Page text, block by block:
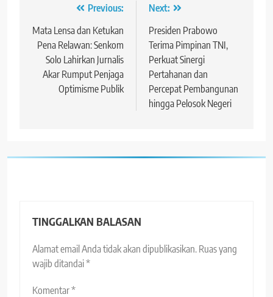
Navigasi
pos
Previous:
Mata Lensa dan Ketukan
Pena Relawan: Senkom
Solo Lahirkan Jurnalis
Akar Rumput Penjaga
Optimisme Publik
Next:
Presiden Prabowo
Terima Pimpinan TNI,
Perkuat Sinergi
Pertahanan dan
Percepat Pembangunan
hingga Pelosok Negeri
TINGGALKAN BALASAN
Alamat email Anda tidak akan dipublikasikan. Ruas yang
wajib ditandai*
Komentar*